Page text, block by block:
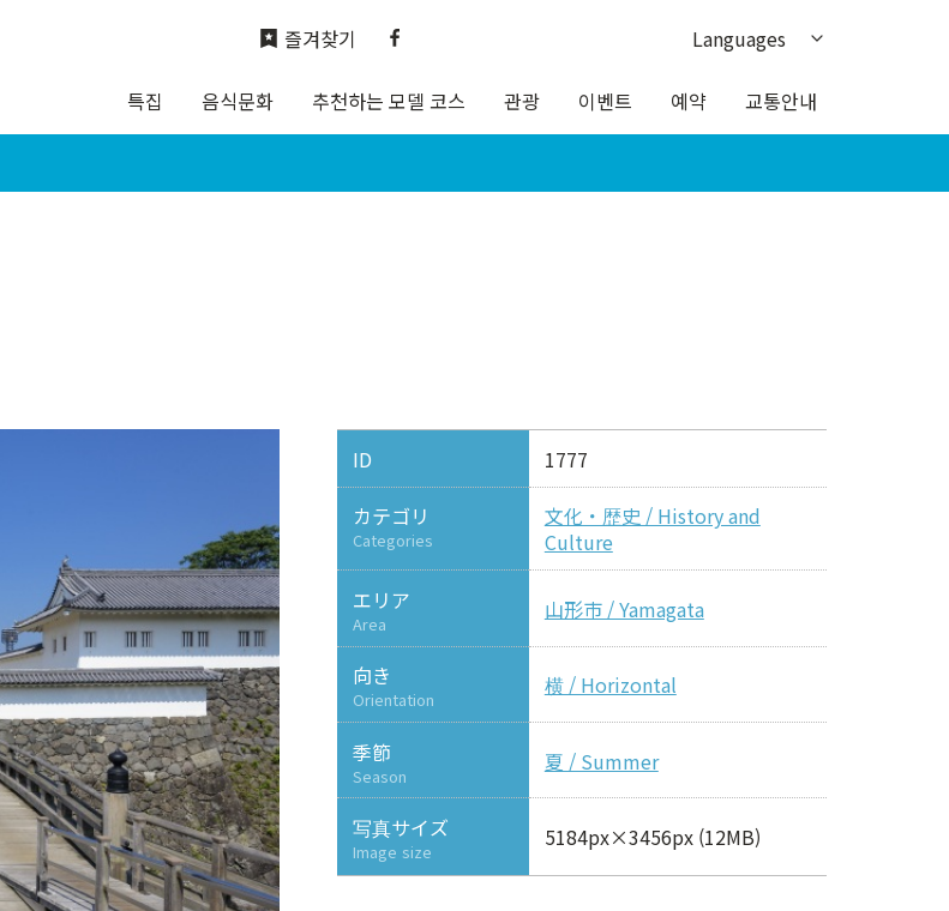
특집 음식문화 추천하는 모델 코스 관광 이벤트 예약 교통안내
즐겨찾기
Languages
日本語
ID
1777
カテゴリ
Categories
文化・歴史 / History and
Culture
エリア
Area
山形市 / Yamagata
向き
Orientation
横 / Horizontal
季節
Season
夏 / Summer
写真サイズ
Image size
5184px×3456px (12MB)